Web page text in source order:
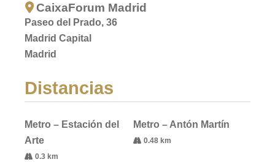
CaixaForum Madrid
Paseo del Prado, 36
Madrid Capital
Madrid
Distancias
Metro – Estación del
Arte
0.3 km
Metro – Antón Martín
0.48 km